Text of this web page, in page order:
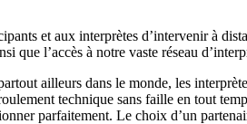
et aux interprètes d’intervenir à
l’accès à notre vaste réseau
ailleurs dans le monde, les
technique sans faille en tout
parfaitement. Le choix d’un